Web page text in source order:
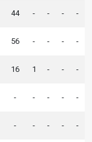
44 - - - -
56 - - - -
16 1 - - -
- - - - -
- - - - -